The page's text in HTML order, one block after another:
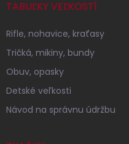
TABUĽKY VEĽKOSTÍ
Rifle, nohavice, kraťasy
Tričká, mikiny, bundy
Obuv, opasky
Detské veľkosti
Návod na správnu údržbu